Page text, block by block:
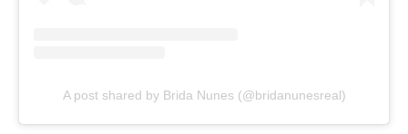
A post shared by Brida Nunes (@bridanunesreal)